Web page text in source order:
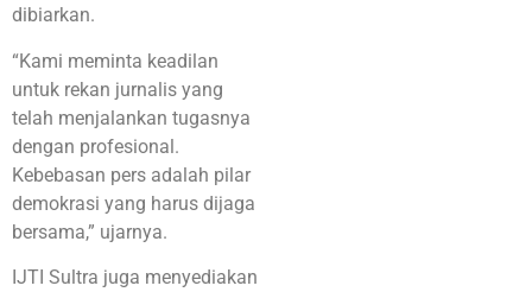
dibiarkan.
“Kami meminta keadilan
untuk rekan jurnalis yang
telah menjalankan tugasnya
dengan profesional.
Kebebasan pers adalah pilar
demokrasi yang harus dijaga
bersama,” ujarnya.
IJTI Sultra juga menyediakan